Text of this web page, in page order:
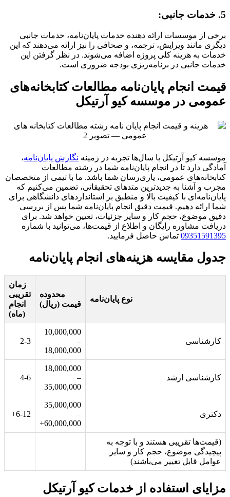
5. خدمات جانبی:
برخی از موسسات ارائه دهنده خدمات پایان‌نامه، خدمات جانبی
دیگری مانند ویرایش، ترجمه، و صحافی را نیز ارائه می‌دهند که این
خدمات به هزینه کلی پروژه اضافه می‌شوند. در نظر گرفتن این
خدمات جانبی در برنامه‌ریزی بودجه ضروری است.
قیمت انجام پایان‌نامه مطالعات کتابخانه‌های
عمومی در موسسه کیو آرتیکل
موسسه کیو آرتیکل با سال‌ها تجربه در زمینه نگارش پایان‌نامه،
آمادگی دارد تا در انجام پایان‌نامه شما در رشته مطالعات
کتابخانه‌های عمومی، یاری‌رسان شما باشد. ما با تیمی از متخصصان
مجرب و آشنا به جدیدترین متدهای تحقیقاتی، تضمین می‌کنیم که
پایان‌نامه‌ای با کیفیت بالا و منطبق بر استانداردهای دانشگاهی برای
شما ارائه دهیم. قیمت دقیق انجام پایان‌نامه شما پس از بررسی
دقیق موضوع، حجم کار و سایر جزئیات، تعیین خواهد شد. برای
دریافت مشاوره رایگان و اطلاع از قیمت‌ها، می‌توانید با شماره
09351591395 تماس حاصل فرمایید.
جدول مقایسه هزینه‌های انجام پایان‌نامه
نوع پایان‌نامه
محدوده
قیمت (ریال)
زمان
تقریبی
انجام
(ماه)
کارشناسی
10,000,000
–
18,000,000
2-3
کارشناسی ارشد
18,000,000
–
35,000,000
4-6
دکتری
35,000,000
–
60,000,000+
6-12+
(قیمت‌ها تقریبی هستند و با توجه به
پیچیدگی موضوع، حجم کار و سایر
عوامل قابل تغییر می‌باشند)
مزایای استفاده از خدمات کیو آرتیکل